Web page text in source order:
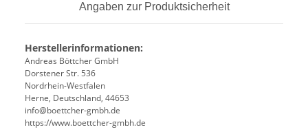
Angaben zur Produktsicherheit
Herstellerinformationen:
Andreas Böttcher GmbH
Dorstener Str. 536
Nordrhein-Westfalen
Herne, Deutschland, 44653
info@boettcher-gmbh.de
https://www.boettcher-gmbh.de